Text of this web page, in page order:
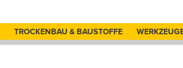
TROCKENBAU & BAUSTOFFE